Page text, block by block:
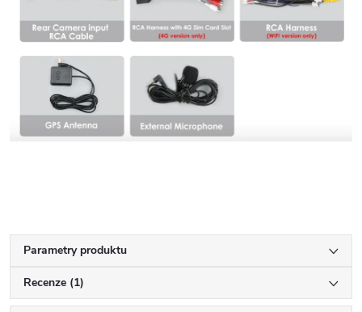
Parametry produktu
Recenze (1)